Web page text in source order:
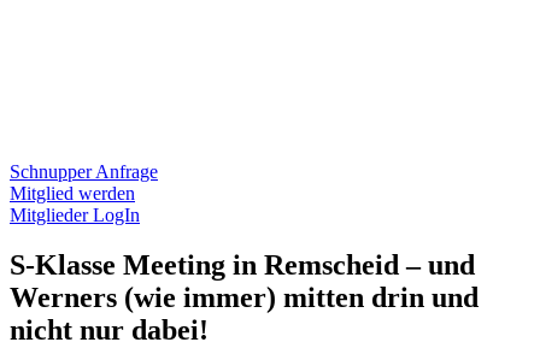
Schnupper Anfrage
Mitglied werden
Mitglieder LogIn
S-Klasse Meeting in Remscheid – und
Werners (wie immer) mitten drin und
nicht nur dabei!